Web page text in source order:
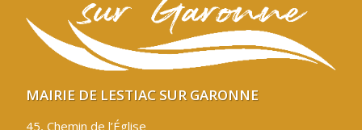
MAIRIE DE LESTIAC SUR GARONNE
45, Chemin de l’Église